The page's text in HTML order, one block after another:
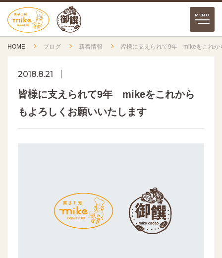
HOME ブログ 新着情報 皆様に支えられて9年 mikeをこれか
2018.8.21
皆様に支えられて9年 mikeをこれから
もよろしくお願いいたします